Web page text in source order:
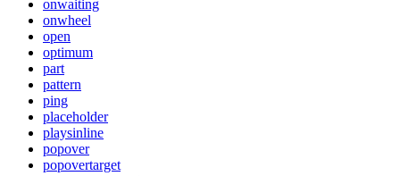
onwaiting
onwheel
open
optimum
part
pattern
ping
placeholder
playsinline
popover
popovertarget